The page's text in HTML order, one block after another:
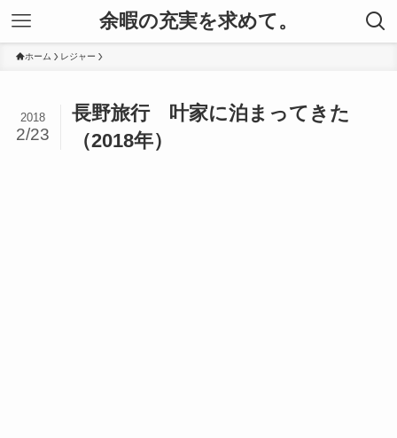
余暇の充実を求めて。
ホーム レジャー
長野旅行 叶家に泊まってきた
（2018年）
2018
2/23